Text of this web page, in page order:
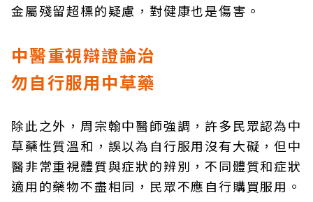
金屬殘留超標的疑慮，對健康也是傷害。
中醫重視辯證論治
勿自行服用中草藥
除此之外，周宗翰中醫師強調，許多民眾認為中
草藥性質溫和，誤以為自行服用沒有大礙，但中
醫非常重視體質與症狀的辨別，不同體質和症狀
適用的藥物不盡相同，民眾不應自行購買服用。